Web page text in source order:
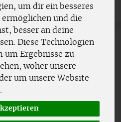
um dir ein besseres
und die
besser an deine
Diese Technologien
um Ergebnisse zu
woher unsere
um unsere Website